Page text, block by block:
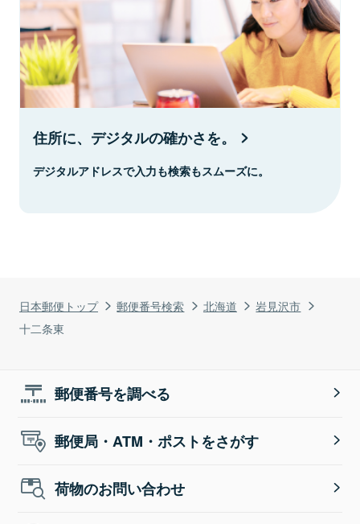
日本郵便トップ 郵便番号検索 北海道
岩見沢市
十二条東
住所に、デジタルの確かさを。
デジタルアドレスで入力も検索もスムーズに。
郵便番号を調べる
郵便局・ATM・ポストをさがす
荷物のお問い合わせ